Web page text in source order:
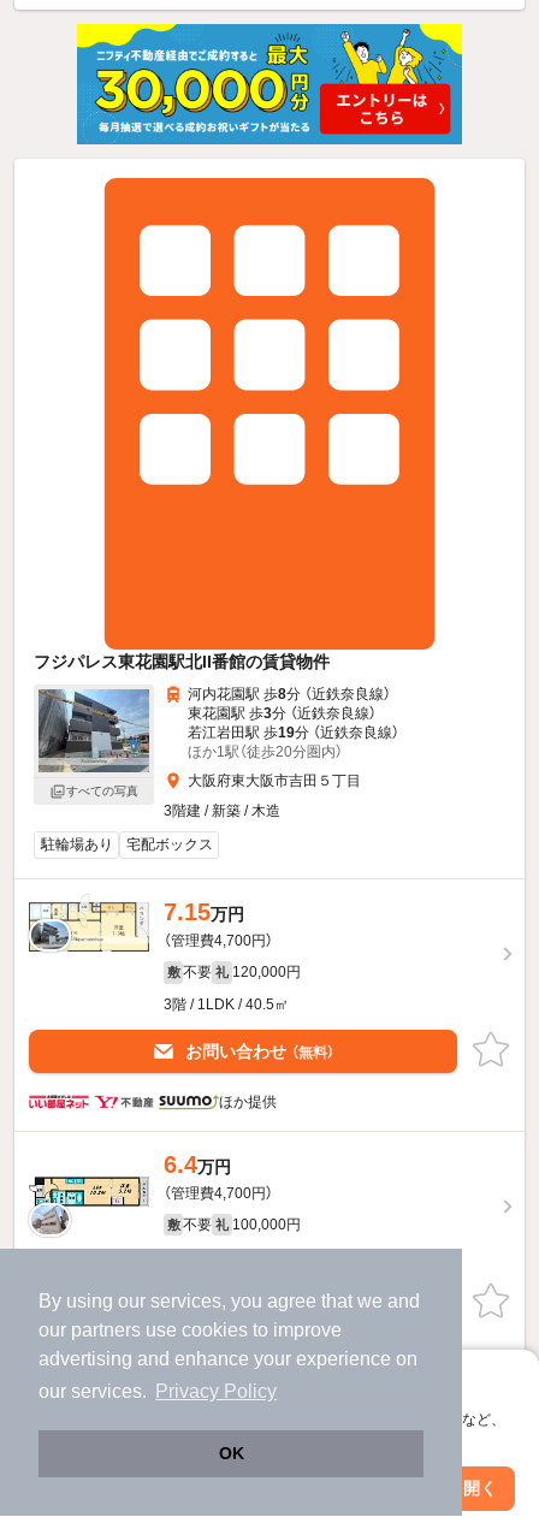
By using our services, you agree that we and
our partners use cookies to improve
advertising and enhance your experience on
our services.
Privacy Policy
OK
アプリに切り替えて、サクサクお部屋探し
会員登録なしですぐ使える。マップ検索やお気に入り保存など、
アプリを開く
フジパレス東花園駅北II番館の賃貸物件
すべての写真
河内花園駅 歩8分 （近鉄奈良線）
東花園駅 歩3分 （近鉄奈良線）
若江岩田駅 歩19分 （近鉄奈良線）
ほか1駅（徒歩20分圏内）
大阪府東大阪市吉田５丁目
3階建 / 新築 / 木造
駐輪場あり
宅配ボックス
7.15万円
（管理費4,700円）
敷 不要 礼 120,000円
3階 / 1LDK / 40.5㎡
お問い合わせ （無料）
ほか提供
6.4万円
（管理費4,700円）
敷 不要 礼 100,000円
お問い合わせ（無料）
提供
（管理費4,700円）
敷 不要 礼 100,000円
絞り込み条件を変更